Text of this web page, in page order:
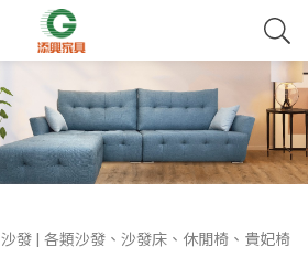
沙發 | 各類沙發、沙發床、休閒椅、貴妃椅